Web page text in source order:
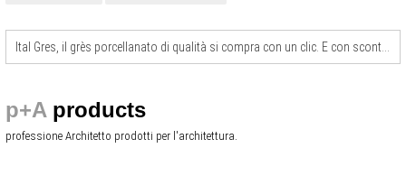
p+A products
professione Architetto prodotti per l'architettura.